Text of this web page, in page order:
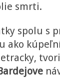
smrti.
spolu s
ako